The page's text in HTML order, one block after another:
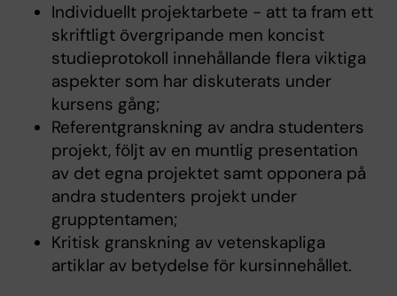
Individuellt projektarbete - att ta fram ett
skriftligt övergripande men koncist
studieprotokoll innehållande flera viktiga
aspekter som har diskuterats under
kursens gång;
Referentgranskning av andra studenters
projekt, följt av en muntlig presentation
av det egna projektet samt opponera på
andra studenters projekt under
grupptentamen;
Kritisk granskning av vetenskapliga
artiklar av betydelse för kursinnehållet.